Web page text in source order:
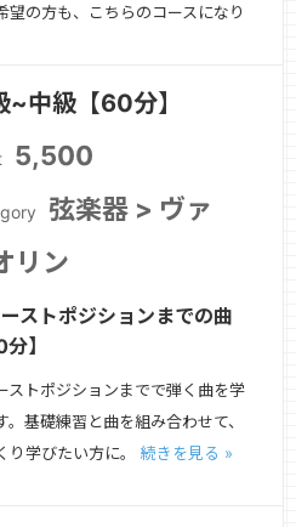
望の方も、こちらのコースになり
~中級【60分】
5,500
弦楽器 > ヴァ
リン
ストポジションまでの曲
分】
ストポジションまでで弾く曲を学
。基礎練習と曲を組み合わせて、
り学びたい方に。 続きを見る »